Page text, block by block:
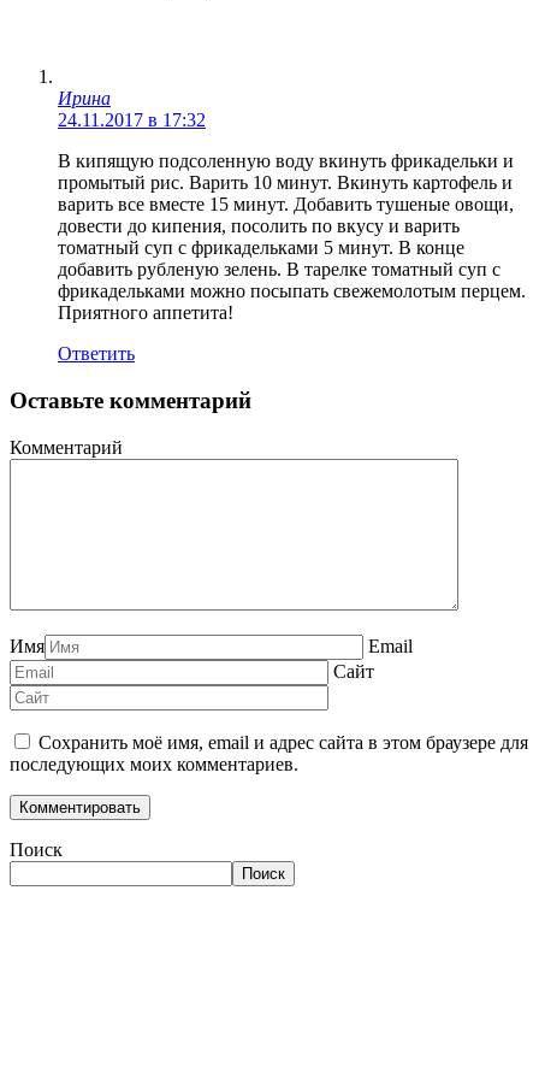
Ирина
24.11.2017 в 17:32
В кипящую подсоленную воду вкинуть фрикадельки и
промытый рис. Варить 10 минут. Вкинуть картофель и
варить все вместе 15 минут. Добавить тушеные овощи,
довести до кипения, посолить по вкусу и варить
томатный суп с фрикадельками 5 минут. В конце
добавить рубленую зелень. В тарелке томатный суп с
фрикадельками можно посыпать свежемолотым перцем.
Приятного аппетита!
Ответить
Оставьте комментарий
Комментарий
Имя
Email
Сайт
Сохранить моё имя, email и адрес сайта в этом браузере для
последующих моих комментариев.
Поиск
Поиск